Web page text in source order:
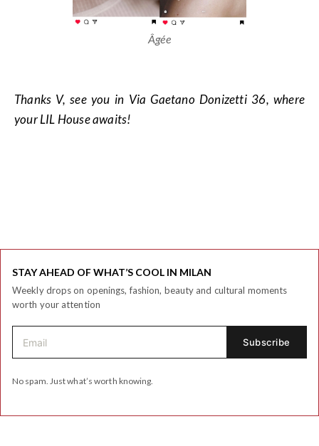
Âgée
Thanks V, see you in Via Gaetano Donizetti 36, where
your LIL House awaits!
STAY AHEAD OF WHAT’S COOL IN MILAN
Weekly drops on openings, fashion, beauty and cultural moments
worth your attention
No spam. Just what’s worth knowing.